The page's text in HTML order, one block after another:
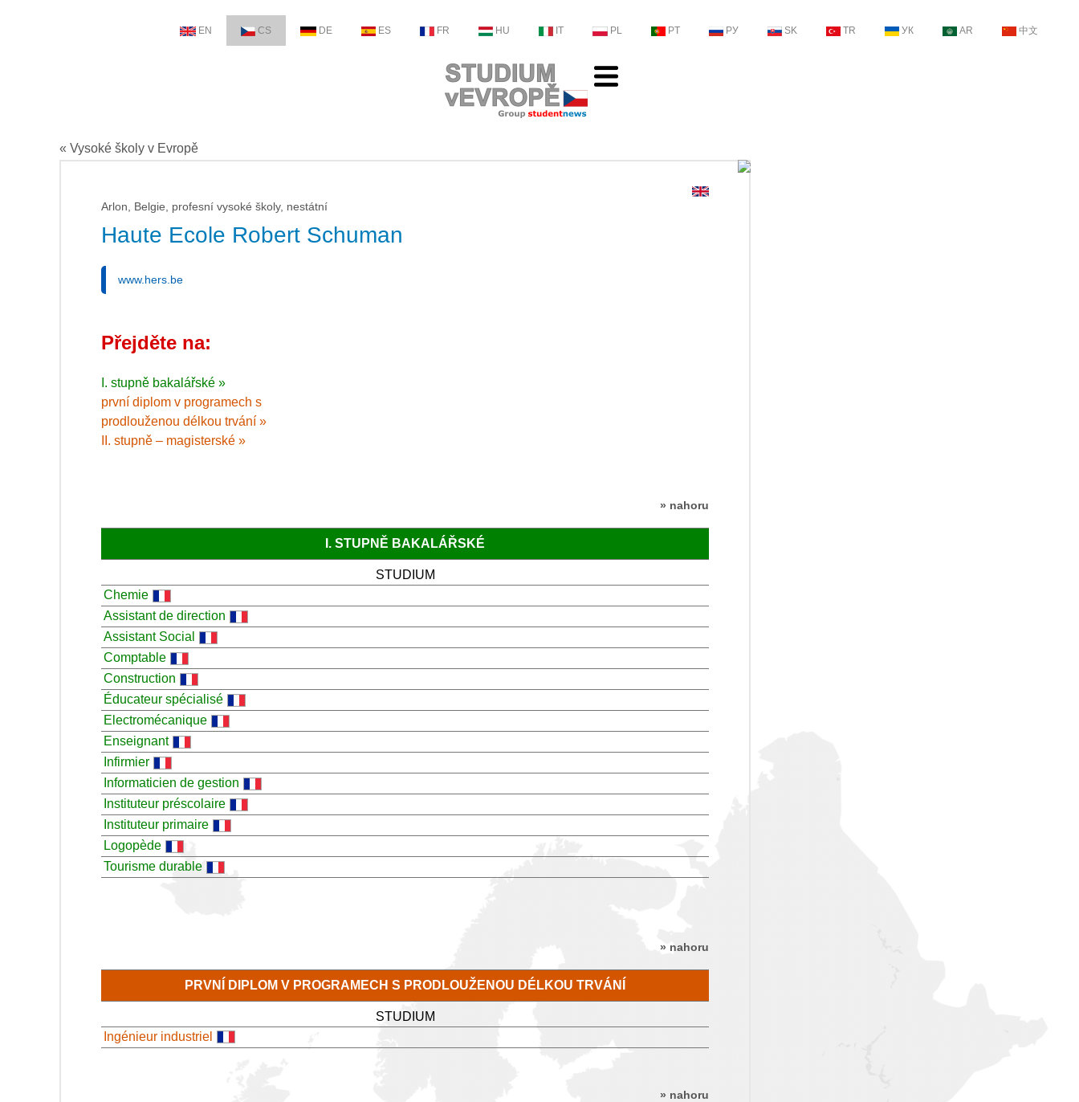
EN CS DE ES FR HU IT PL PT РУ SK TR УК AR 中文
« Vysoké školy v Evropě
Arlon, Belgie, profesní vysoké školy, nestátní
Haute Ecole Robert Schuman
www.hers.be
Přejděte na:
I. stupně bakalářské »
první diplom v programech s
prodlouženou délkou trvání »
II. stupně – magisterské »
» nahoru
I. STUPNĚ BAKALÁŘSKÉ
STUDIUM
Chemie
Assistant de direction
Assistant Social
Comptable
Construction
Éducateur spécialisé
Electromécanique
Enseignant
Infirmier
Informaticien de gestion
Instituteur préscolaire
Instituteur primaire
Logopède
Tourisme durable
» nahoru
PRVNÍ DIPLOM V PROGRAMECH S PRODLOUŽENOU DÉLKOU TRVÁNÍ
STUDIUM
Ingénieur industriel
» nahoru